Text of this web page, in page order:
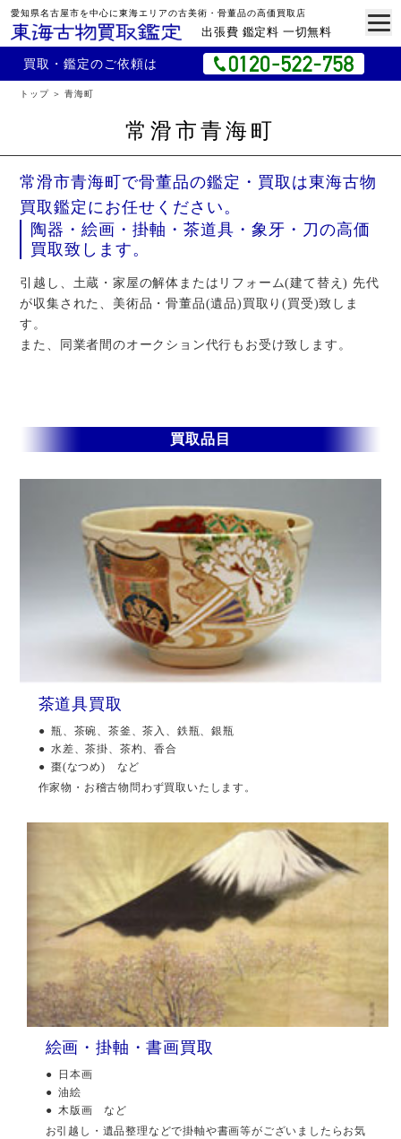
愛知県名古屋市を中心に東海エリアの古美術・骨董品の高価買取店
出張費 鑑定料 一切無料
買取・鑑定のご依頼は
トップ 青海町
常滑市青海町
常滑市青海町で骨董品の鑑定・買取は東海古物
買取鑑定にお任せください。
陶器・絵画・掛軸・茶道具・象牙・刀の高価
買取致します。
引越し、土蔵・家屋の解体またはリフォーム(建て替え) 先代
が収集された、美術品・骨董品(遺品)買取り(買受)致しま
す。
また、同業者間のオークション代行もお受け致します。
買取品目
茶道具買取
瓶、茶碗、茶釜、茶入、鉄瓶、銀瓶
水差、茶掛、茶杓、香合
棗(なつめ) など
作家物・お稽古物問わず買取いたします。
絵画・掛軸・書画買取
日本画
油絵
木版画 など
お引越し・遺品整理などで掛軸や書画等がございましたらお気